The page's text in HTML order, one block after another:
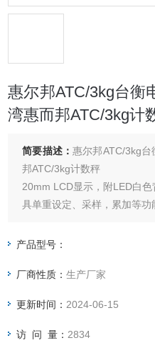
惠尔邦ATC/3kg台衡
湾惠而邦ATC/3kg计
简要描述：惠尔邦ATC/3kg台
邦ATC/3kg计数秤
20mm LCD显示，附LED白色
具单重设定、采样，累加等功
附不锈钢秤盘
产品型号：
厂商性质：生产厂家
更新时间： 2024-06-15
访 问 量： 2834